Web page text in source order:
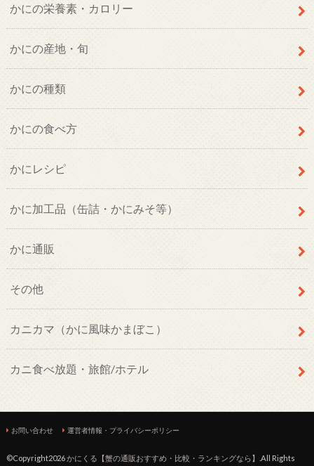
かにの栄養素・カロリー
かにの産地・旬
かにの種類
かにの食べ方
かにレシピ
かに加工品（缶詰・かにみそ等）
かに通販
その他
カニカマ（かに風味かまぼこ）
カニ食べ放題・旅館/ホテル
お問い合わせ 運営者情報・プライバシーポリシー
©Copyright2026かにくる【蟹の通販おすすめ・比較・ランキングなら】
.All Rights